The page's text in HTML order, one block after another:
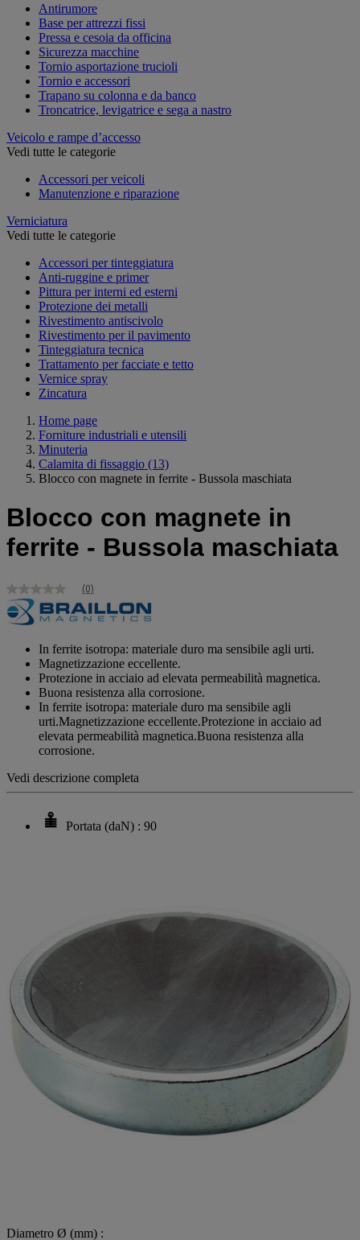
Antirumore
Base per attrezzi fissi
Pressa e cesoia da officina
Sicurezza macchine
Tornio asportazione trucioli
Tornio e accessori
Trapano su colonna e da banco
Troncatrice, levigatrice e sega a nastro
Veicolo e rampe d’accesso
Vedi tutte le categorie
Accessori per veicoli
Manutenzione e riparazione
Verniciatura
Vedi tutte le categorie
Accessori per tinteggiatura
Anti-ruggine e primer
Pittura per interni ed esterni
Protezione dei metalli
Rivestimento antiscivolo
Rivestimento per il pavimento
Tinteggiatura tecnica
Trattamento per facciate e tetto
Vernice spray
Zincatura
Home page
Forniture industriali e utensili
Minuteria
Calamita di fissaggio (13)
Blocco con magnete in ferrite - Bussola maschiata
Blocco con magnete in
ferrite - Bussola maschiata
Nessuna
valutazione
Stesso
pagina.
(0)
In ferrite isotropa: materiale duro ma sensibile agli urti.
Magnetizzazione eccellente.
Protezione in acciaio ad elevata permeabilità magnetica.
Buona resistenza alla corrosione.
In ferrite isotropa: materiale duro ma sensibile agli
urti.Magnetizzazione eccellente.Protezione in acciaio ad
elevata permeabilità magnetica.Buona resistenza alla
corrosione.
Vedi descrizione completa
Portata (daN) : 90
Diametro Ø (mm) :